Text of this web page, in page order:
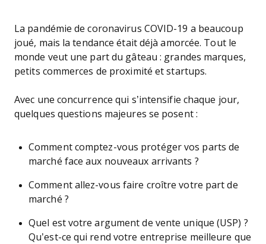
La pandémie de coronavirus COVID-19 a beaucoup
joué, mais la tendance était déjà amorcée. Tout le
monde veut une part du gâteau : grandes marques,
petits commerces de proximité et startups.
Avec une concurrence qui s’intensifie chaque jour,
quelques questions majeures se posent :
Comment comptez-vous protéger vos parts de
marché face aux nouveaux arrivants ?
Comment allez-vous faire croître votre part de
marché ?
Quel est votre argument de vente unique (USP) ?
Qu’est-ce qui rend votre entreprise meilleure que